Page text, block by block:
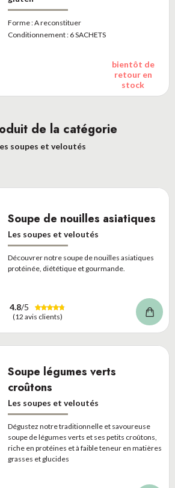
Forme :A reconstituer
Conditionnement : 6 SACHETS
bientôt de
retour en
stock
de la catégorie
soupes et veloutés
Soupe de nouilles asiatiques
Les soupes et veloutés
Découvrer notre soupe de nouilles asiatiques
protéinée, diététique et gourmande.
4.8/5
(12 avis clients)
Soupe légumes verts
croûtons
Les soupes et veloutés
Dégustez notre traditionnelle et savoureuse
soupe de légumes verts et ses petits croûtons,
riche en protéines et à faible teneur en matières
grasses et glucides